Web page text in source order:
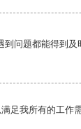
问题都能得到及
足我所有的工作